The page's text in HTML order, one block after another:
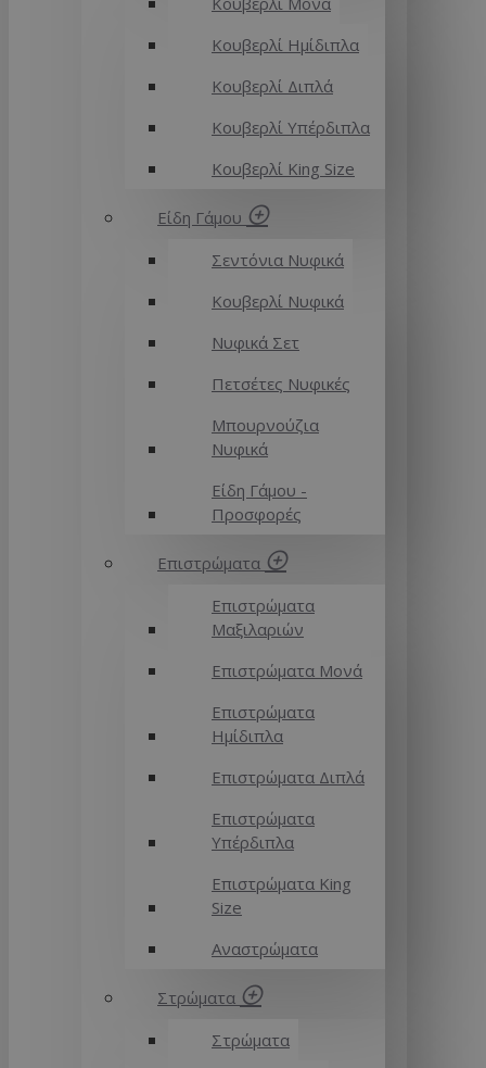
Κουβερλί Ημίδιπλα
Κουβερλί Διπλά
Κουβερλί Υπέρδιπλα
Κουβερλί King Size
Είδη Γάμου
Σεντόνια Νυφικά
Κουβερλί Νυφικά
Νυφικά Σετ
Πετσέτες Νυφικές
Μπουρνούζια
Νυφικά
Είδη Γάμου -
Προσφορές
Επιστρώματα
Επιστρώματα
Μαξιλαριών
Επιστρώματα Μονά
Επιστρώματα
Ημίδιπλα
Επιστρώματα Διπλά
Επιστρώματα
Υπέρδιπλα
Επιστρώματα King
Size
Αναστρώματα
Στρώματα
Στρώματα